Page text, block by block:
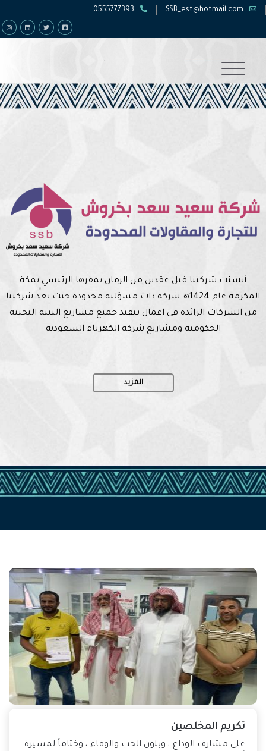
SSB_est@hotmail.com
0555777393
أنشئت شركتنا قبل عقدين من الزمان بمقرها الرئيسي بمكة
المكرمة عام 1424هـ شركة ذات مسؤلية محدودة حيث تعد شركتنا
من الشركات الرائدة في اعمال تنفيذ جميع مشاريع البنية التحتية
الحكومية ومشاريع شركة الكهرباء السعودية
المزيد
تكريم المخلصين
‏على مشارف الوداع ، وبلون الحب والوفاء ، وختاماً لمسيرة